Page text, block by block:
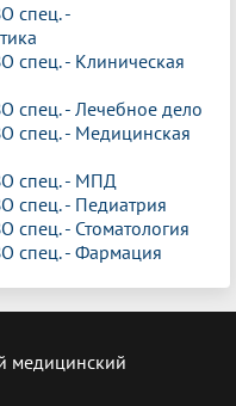
спец. -
спец. - Клиническая
спец. - Лечебное дело
спец. - Медицинская
спец. - МПД
спец. - Педиатрия
спец. - Стоматология
спец. - Фармация
медицинский